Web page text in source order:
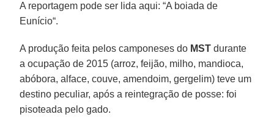
A reportagem pode ser lida aqui: “A boiada de
Eunício“.
A produção feita pelos camponeses do MST durante
a ocupação de 2015 (arroz, feijão, milho, mandioca,
abóbora, alface, couve, amendoim, gergelim) teve um
destino peculiar, após a reintegração de posse: foi
pisoteada pelo gado.